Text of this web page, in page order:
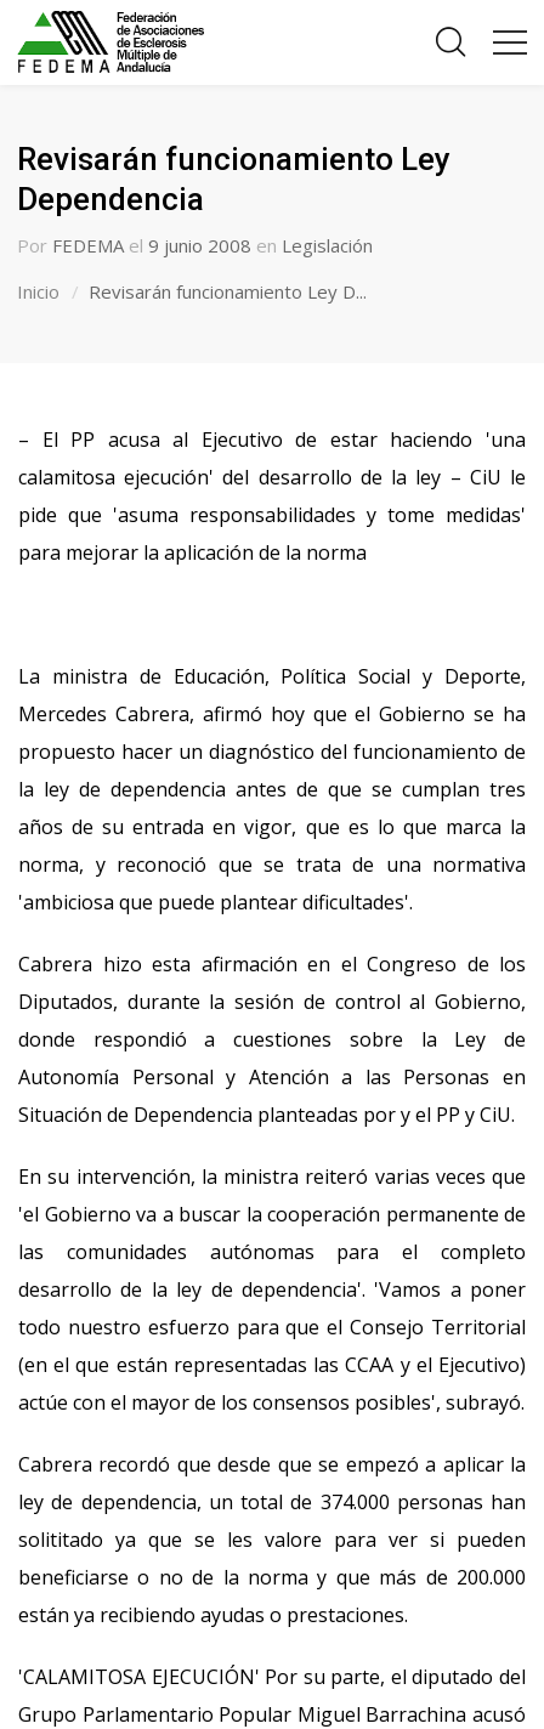
Revisarán funcionamiento Ley
Dependencia
Por FEDEMA el 9 junio 2008 en Legislación
Inicio
Revisarán funcionamiento Ley D...
– El PP acusa al Ejecutivo de estar haciendo 'una
calamitosa ejecución' del desarrollo de la ley – CiU le
pide que 'asuma responsabilidades y tome medidas'
para mejorar la aplicación de la norma
La ministra de Educación, Política Social y Deporte,
Mercedes Cabrera, afirmó hoy que el Gobierno se ha
propuesto hacer un diagnóstico del funcionamiento de
la ley de dependencia antes de que se cumplan tres
años de su entrada en vigor, que es lo que marca la
norma, y reconoció que se trata de una normativa
'ambiciosa que puede plantear dificultades'.
Cabrera hizo esta afirmación en el Congreso de los
Diputados, durante la sesión de control al Gobierno,
donde respondió a cuestiones sobre la Ley de
Autonomía Personal y Atención a las Personas en
Situación de Dependencia planteadas por y el PP y CiU.
En su intervención, la ministra reiteró varias veces que
'el Gobierno va a buscar la cooperación permanente de
las comunidades autónomas para el completo
desarrollo de la ley de dependencia'. 'Vamos a poner
todo nuestro esfuerzo para que el Consejo Territorial
(en el que están representadas las CCAA y el Ejecutivo)
actúe con el mayor de los consensos posibles', subrayó.
Cabrera recordó que desde que se empezó a aplicar la
ley de dependencia, un total de 374.000 personas han
solititado ya que se les valore para ver si pueden
beneficiarse o no de la norma y que más de 200.000
están ya recibiendo ayudas o prestaciones.
'CALAMITOSA EJECUCIÓN' Por su parte, el diputado del
Grupo Parlamentario Popular Miguel Barrachina acusó